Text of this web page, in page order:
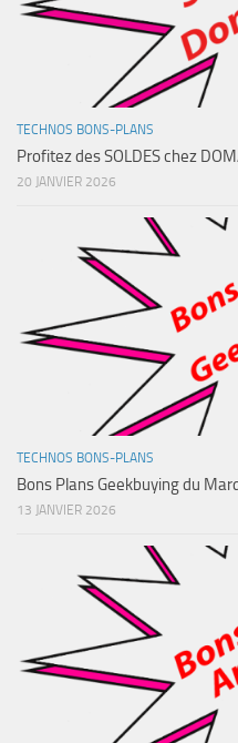
TECHNOS BONS-PLANS
Profitez des SOLDES chez
20 JANVIER 2026
TECHNOS BONS-PLANS
Bons Plans Geekbuying du
13 JANVIER 2026